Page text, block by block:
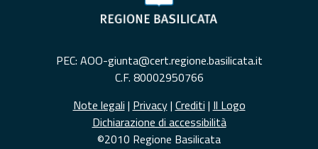
PEC: AOO-giunta@cert.regione.basilicata.it
C.F. 80002950766
Note legali | Privacy| Crediti | Il Logo
Dichiarazione di accessibilità
©2010 Regione Basilicata